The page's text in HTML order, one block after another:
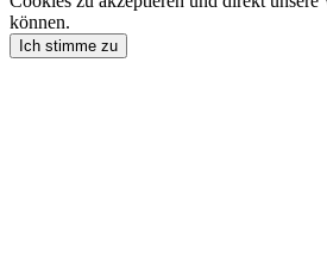
können.
Ich stimme zu